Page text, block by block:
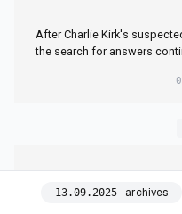
After Charlie Kirk's
the search for answers
Reason
13.09.2025 archives